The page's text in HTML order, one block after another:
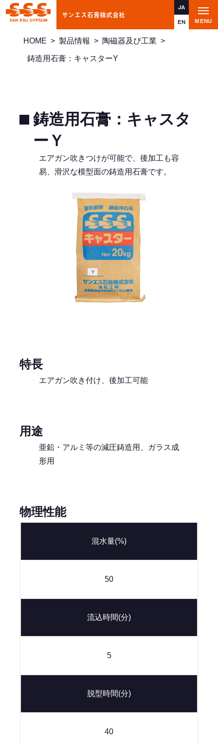
サンエス石膏株式会社
JA
EN
t
o
g
MENU
HOME > 製品情報 > 陶磁器及び工業 >
鋳造用石膏：キャスターY
鋳造用石膏：キャスタ
ーＹ
エアガン吹きつけが可能で、後加工も容
易、滑沢な模型面の鋳造用石膏です。
特長
エアガン吹き付け、後加工可能
用途
亜鉛・アルミ等の減圧鋳造用、ガラス成
形用
物理性能
混水量(%)
50
流込時間(分)
5
脱型時間(分)
40